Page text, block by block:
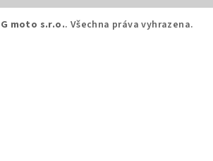
moto s.r.o.. Všechna práva vyhrazena.